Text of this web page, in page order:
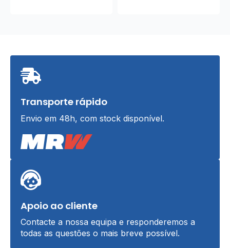
Transporte rápido
Envio em 48h, com stock disponível.
Apoio ao cliente
Contacte a nossa equipa e responderemos a
todas as questões o mais breve possível.